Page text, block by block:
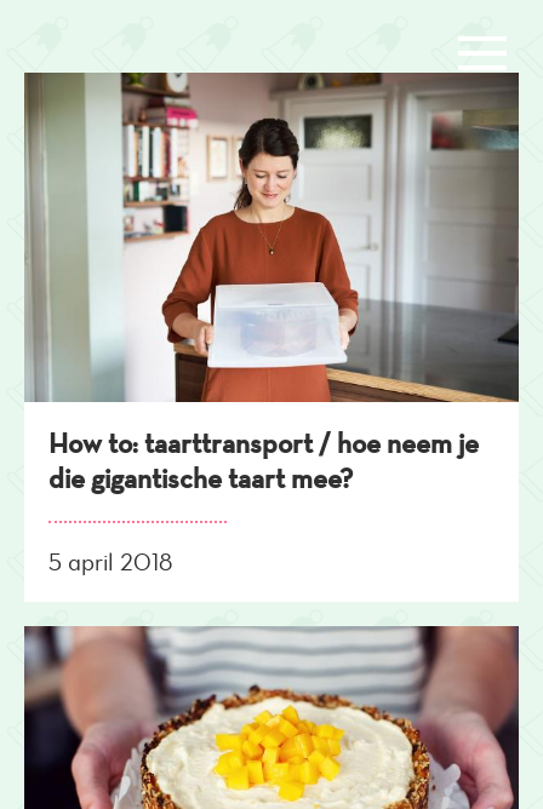
naar
inhoud
gaan
How to: taarttransport / hoe neem je
die gigantische taart mee?
5 april 2018